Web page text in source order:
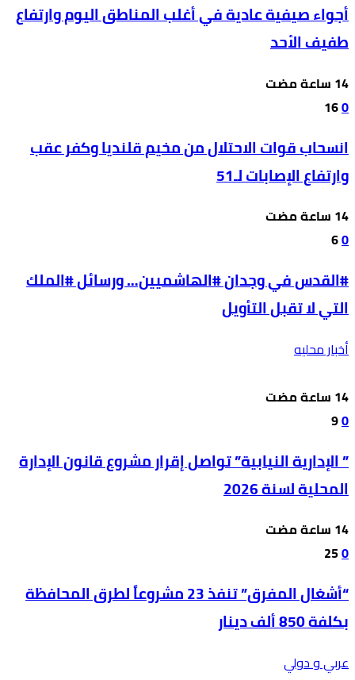
أجواء صيفية عادية في أغلب المناطق اليوم وارتفاع
طفيف الأحد
0
16
انسحاب قوات الاحتلال من مخيم قلنديا وكفر عقب
وارتفاع الإصابات لـ51
0
6
#القدس في وجدان #الهاشميين… ورسائل #الملك
التي لا تقبل التأويل
أخبار محليه
0
9
” الإدارية النيابية” تواصل إقرار مشروع قانون الإدارة
المحلية لسنة 2026
0
25
“أشغال المفرق” تنفذ 23 مشروعاً لطرق المحافظة
بكلفة 850 ألف دينار
عربي و دولي